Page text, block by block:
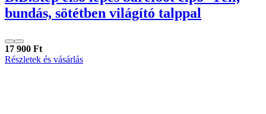
bundás, sötétben világító talppal
17 900 Ft
Részletek és vásárlás